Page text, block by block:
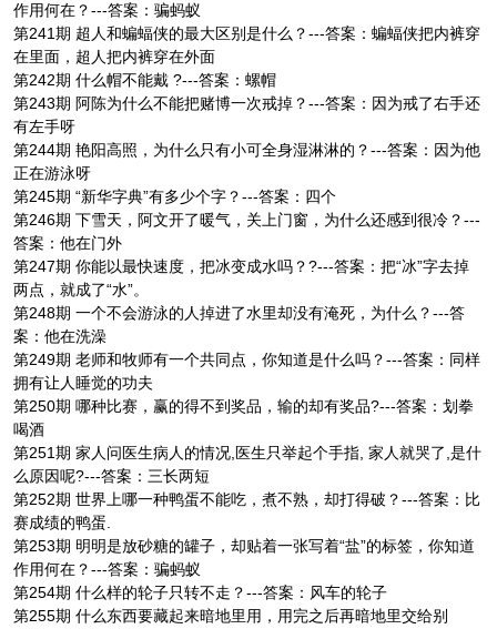
作用何在？---答案：骗蚂蚁
第241期 超人和蝙蝠侠的最大区别是什么？---答案：蝙蝠侠把内裤穿
在里面，超人把内裤穿在外面
第242期 什么帽不能戴 ?---答案：螺帽
第243期 阿陈为什么不能把赌博一次戒掉？---答案：因为戒了右手还
有左手呀
第244期 艳阳高照，为什么只有小可全身湿淋淋的？---答案：因为他
正在游泳呀
第245期 “新华字典”有多少个字？---答案：四个
第246期 下雪天，阿文开了暖气，关上门窗，为什么还感到很冷？---
答案：他在门外
第247期 你能以最快速度，把冰变成水吗？?---答案：把“冰”字去掉
两点，就成了“水”。
第248期 一个不会游泳的人掉进了水里却没有淹死，为什么？---答
案：他在洗澡
第249期 老师和牧师有一个共同点，你知道是什么吗？---答案：同样
拥有让人睡觉的功夫
第250期 哪种比赛，赢的得不到奖品，输的却有奖品?---答案：划拳
喝酒
第251期 家人问医生病人的情况,医生只举起个手指, 家人就哭了,是什
么原因呢?---答案：三长两短
第252期 世界上哪一种鸭蛋不能吃，煮不熟，却打得破？---答案：比
赛成绩的鸭蛋.
第253期 明明是放砂糖的罐子，却贴着一张写着“盐”的标签，你知道
作用何在？---答案：骗蚂蚁
第254期 什么样的轮子只转不走？---答案：风车的轮子
第255期 什么东西要藏起来暗地里用，用完之后再暗地里交给别